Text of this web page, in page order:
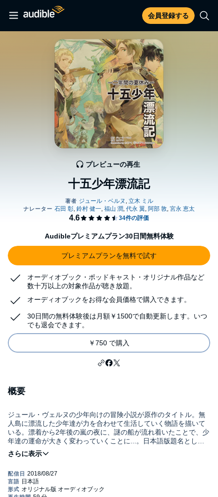
会員登録する
十五少年漂流記
プレビューの再生
Audibleプレミアムプラン30日間無料体験
プレミアムプランを無料で試す
オーディオブック・ポッドキャスト・オリジナル作品など
数十万以上の対象作品が聴き放題。
オーディオブックをお得な会員価格で購入できます。
30日間の無料体験後は月額￥1500で自動更新します。いつ
でも退会できます。
￥750 で購入
概要
ジュール・ヴェルヌの少年向けの冒険小説が原作のタイトル。無
人島に漂流した少年達が力を合わせて生活していく物語を描いて
いる。漂着から2年後の嵐の夜に、謎の船が流れ着いたことで、少
年達の運命が大きく変わっていくことに...。日本語版題名として
は原題の直訳『二年間の休暇』も用いられている。
©モモアンドグレースカンパニー (P)2017 Pamlink Corp.